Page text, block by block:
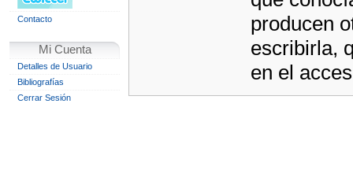
Contacto
Mi Cuenta
Detalles de Usuario
Bibliografías
Cerrar Sesión
producen
escribirla,
en el